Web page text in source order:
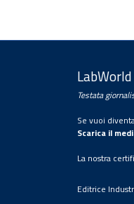
LabWorld
Testata
Se vuoi
Scarica il
La nostra
Editrice
Con la sottoscrizione della
propri dati personali da parte di